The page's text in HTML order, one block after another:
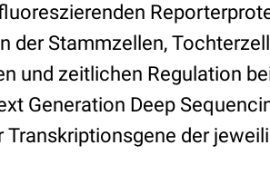
der Stammzellen,
und zeitlichen Regulation
Generation Deep
der